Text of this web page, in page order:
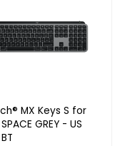
MX Keys S for
GREY - US